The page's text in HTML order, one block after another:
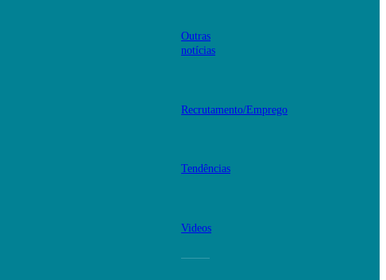
Outras
notícias
Recrutamento/Emprego
Tendências
Videos